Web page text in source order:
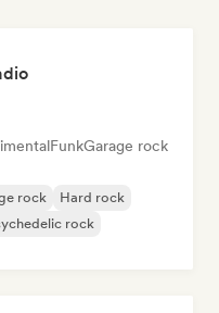
FunkGarage rock
rock
Hard rock
rock